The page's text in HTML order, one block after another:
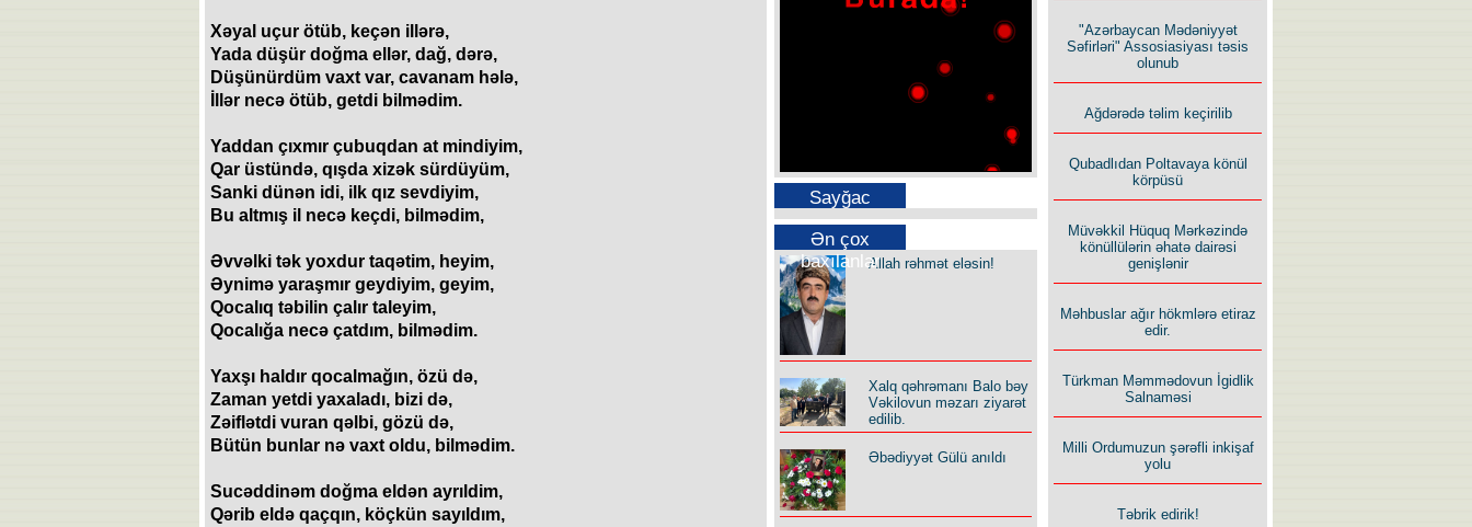
Xəyal uçur ötüb, keçən illərə,
Yada düşür doğma ellər, dağ, dərə,
Düşünürdüm vaxt var, cavanam hələ,
İllər necə ötüb, getdi bilmədim.
Yaddan çıxmır çubuqdan at mindiyim,
Qar üstündə, qışda xizək sürdüyüm,
Sanki dünən idi, ilk qız sevdiyim,
Bu altmış il necə keçdi, bilmədim,
Əvvəlki tək yoxdur taqətim, heyim,
Əynimə yaraşmır geydiyim, geyim,
Qocalıq təbilin çalır taleyim,
Qocalığa necə çatdım, bilmədim.
Yaxşı haldır qocalmağın, özü də,
Zaman yetdi yaxaladı, bizi də,
Zəiflətdi vuran qəlbi, gözü də,
Bütün bunlar nə vaxt oldu, bilmədim.
Sucəddinəm doğma eldən ayrıldim,
Qərib eldə qaçqın, köçkün sayıldım,
Sayğac
Ən çox
baxılanlarAllah rəhmət eləsin!
Xalq qəhrəmanı Balo bəy
Vəkilovun məzarı ziyarət
edilib.
Əbədiyyət Gülü anıldı
"Azərbaycan Mədəniyyət
Səfirləri" Assosiasiyası təsis
olunub
Ağdərədə təlim keçirilib
Qubadlıdan Poltavaya könül
körpüsü
Müvəkkil Hüquq Mərkəzində
könüllülərin əhatə dairəsi
genişlənir
Məhbuslar ağır hökmlərə etiraz
edir.
Türkman Məmmədovun İgidlik
Salnaməsi
Milli Ordumuzun şərəfli inkişaf
yolu
Təbrik edirik!